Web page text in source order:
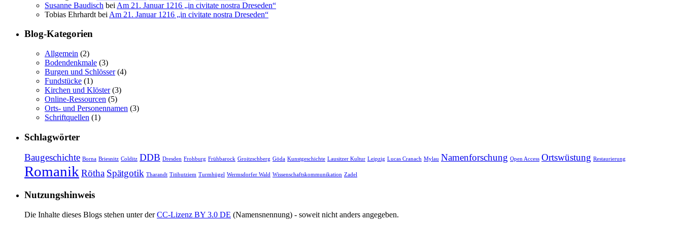
Susanne Baudisch bei Am 21. Januar 1216 „in civitate nostra Dreseden“
Tobias Ehrhardt bei Am 21. Januar 1216 „in civitate nostra Dreseden“
Blog-Kategorien
Allgemein (2)
Bodendenkmale (3)
Burgen und Schlösser(4)
Fundstücke (1)
Kirchen und Klöster(3)
Online-Ressourcen (5)
Orts- und Personennamen (3)
Schriftquellen (1)
Schlagwörter
Baugeschichte Borna Briesnitz Colditz DDB Dresden Frohburg Frühbarock Groitzschberg Göda Kunstgeschichte Lausitzer Kultur Leipzig Lucas Cranach Mylau Namenforschung Open Access Ortswüstung Restaurierung
RomanikRötha Spätgotik Tharandt Titibutziem Turmhügel Wermsdorfer Wald Wissenschaftskommunikation Zadel
Nutzungshinweis
Die Inhalte dieses Blogs stehen unter derCC-Lizenz BY 3.0 DE (Namensnennung) - soweit nicht anders angegeben.